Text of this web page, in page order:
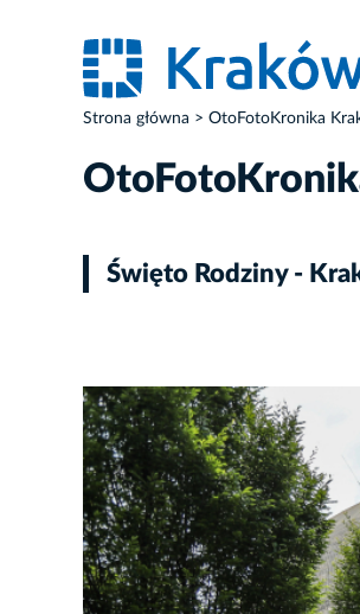
Strona główna OtoFotoKronika
Święto Rodziny -